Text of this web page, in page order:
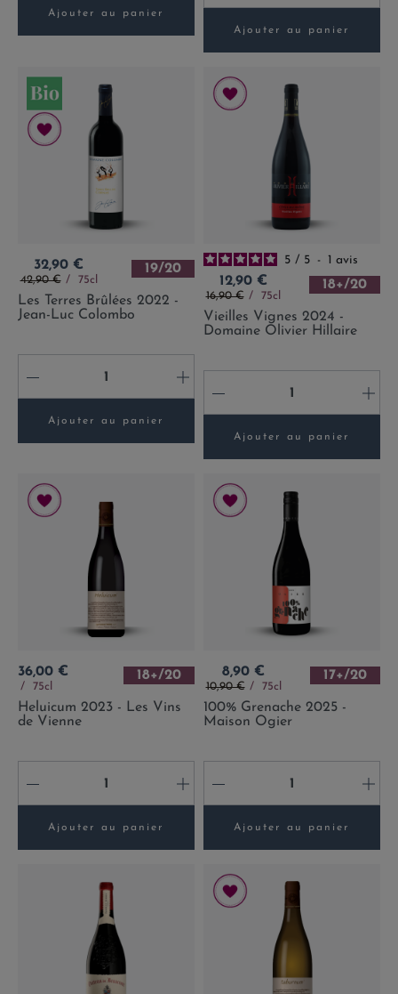
Ajouter au panier
Ajouter au panier
Prix
32,90 €
Prix de base
42,90 € 75cl
19/20
Les Terres Brûlées 2022 -
Jean-Luc Colombo
- +
Ajouter au panier
5 / 5 - 1 avis
Prix
12,90 €
Prix de base
16,90 € 75cl
18+/20
Vieilles Vignes 2024 -
Domaine Olivier Hillaire
- +
Ajouter au panier
Prix
36,00 €
75cl
18+/20
Heluicum 2023 - Les Vins
de Vienne
- +
Ajouter au panier
Prix
8,90 €
Prix de base
10,90 € 75cl
17+/20
100% Grenache 2025 -
Maison Ogier
- +
Ajouter au panier